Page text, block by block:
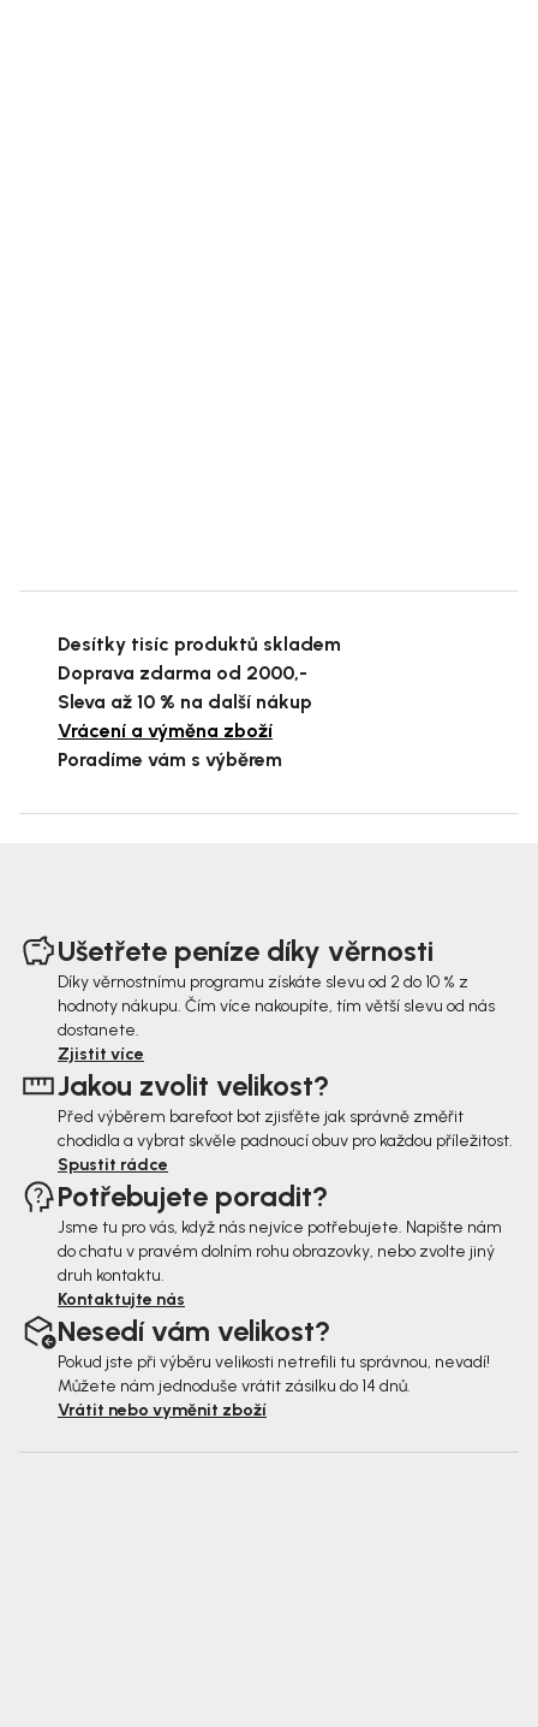
Desítky tisíc produktů skladem
Doprava zdarma od 2000,-
Sleva až 10 % na další nákup
Vrácení a výměna zboží
Poradíme vám s výběrem
Ušetřete peníze díky věrnosti
Díky věrnostnímu programu získáte slevu od 2 do 10 % z
hodnoty nákupu. Čím více nakoupíte, tím větší slevu od nás
dostanete.
Zjistit více
Jakou zvolit velikost?
Před výběrem barefoot bot zjisťěte jak správně změřit
chodidla a vybrat skvěle padnoucí obuv pro každou příležitost.
Spustit rádce
Potřebujete poradit?
Jsme tu pro vás, když nás nejvíce potřebujete. Napište nám
do chatu v pravém dolním rohu obrazovky, nebo zvolte jiný
druh kontaktu.
Kontaktujte nás
Nesedí vám velikost?
Pokud jste při výběru velikosti netrefili tu správnou, nevadí!
Můžete nám jednoduše vrátit zásilku do 14 dnů.
Vrátit nebo vyměnit zboží